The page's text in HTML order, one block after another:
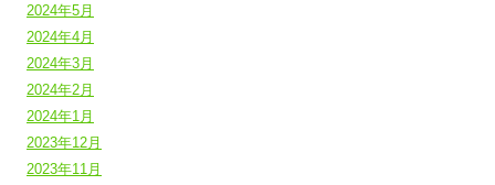
2024年5月
2024年4月
2024年3月
2024年2月
2024年1月
2023年12月
2023年11月